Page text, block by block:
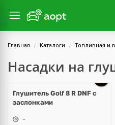
Главная Каталоги Топливная и
Насадки на
Глушитель Golf 8 R DNF с
заслонками
~